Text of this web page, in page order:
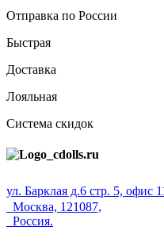
Отправка по России
Быстрая
Доставка
Лояльная
Система скидок
ул. Барклая д.6 стр. 5, офис
Москва, 121087,
Россия.